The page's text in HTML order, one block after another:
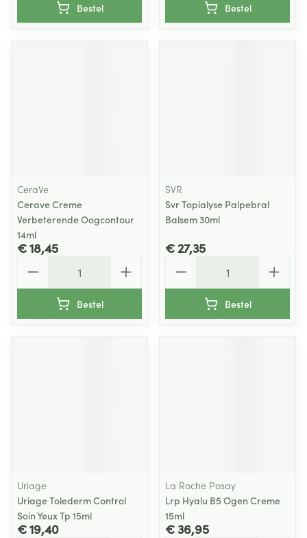
Bestel Bestel
CeraVe
Cerave Creme
Verbeterende Oogcontour
14ml
€ 18,45
Bestel
SVR
Svr Topialyse Palpebral
Balsem 30ml
€ 27,35
Bestel
Uriage
Uriage Tolederm Control
Soin Yeux Tp 15ml
€ 19,40
La Roche Posay
Lrp Hyalu B5 Ogen Creme
15ml
€ 36,95